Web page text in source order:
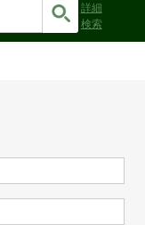
詳細
検索